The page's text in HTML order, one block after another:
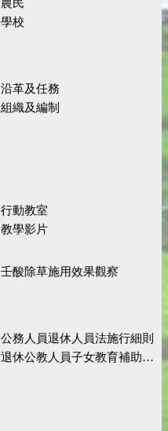
農民
學校
沿革及任務
組織及編制
行動教室
教學影片
壬酸除草施用效果觀察
公務人員退休人員法施行細則
退休公教人員子女教育補助規定